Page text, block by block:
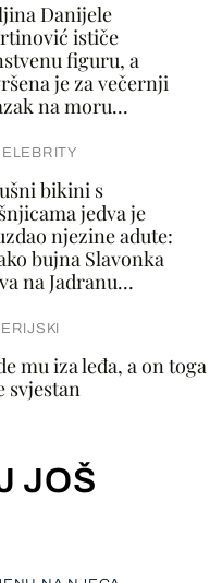
Danijele
ističe
figuru, a
je za večernji
na moru...
bikini s
jedva je
njezine adute:
bujna Slavonka
na Jadranu...
mu iza leđa, a on toga
svjestan
JOŠ